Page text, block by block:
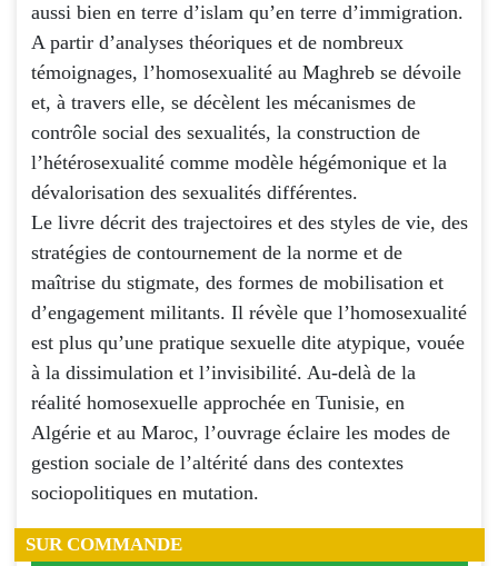
aussi bien en terre d’islam qu’en terre d’immigration.
A partir d’analyses théoriques et de nombreux
témoignages, l’homosexualité au Maghreb se dévoile
et, à travers elle, se décèlent les mécanismes de
contrôle social des sexualités, la construction de
l’hétérosexualité comme modèle hégémonique et la
dévalorisation des sexualités différentes.
Le livre décrit des trajectoires et des styles de vie, des
stratégies de contournement de la norme et de
maîtrise du stigmate, des formes de mobilisation et
d’engagement militants. Il révèle que l’homosexualité
est plus qu’une pratique sexuelle dite atypique, vouée
à la dissimulation et l’invisibilité. Au-delà de la
réalité homosexuelle approchée en Tunisie, en
Algérie et au Maroc, l’ouvrage éclaire les modes de
gestion sociale de l’altérité dans des contextes
sociopolitiques en mutation.
SUR COMMANDE